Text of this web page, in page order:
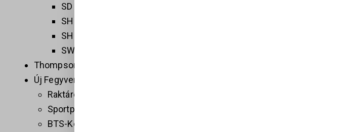
SD 2.0
SHIELD EZ
SHIELD PLUS
SW 1911
Thompson
Új Fegyverek
Raktáron
Sportpisztolyok
BTS-Keiler Tactical